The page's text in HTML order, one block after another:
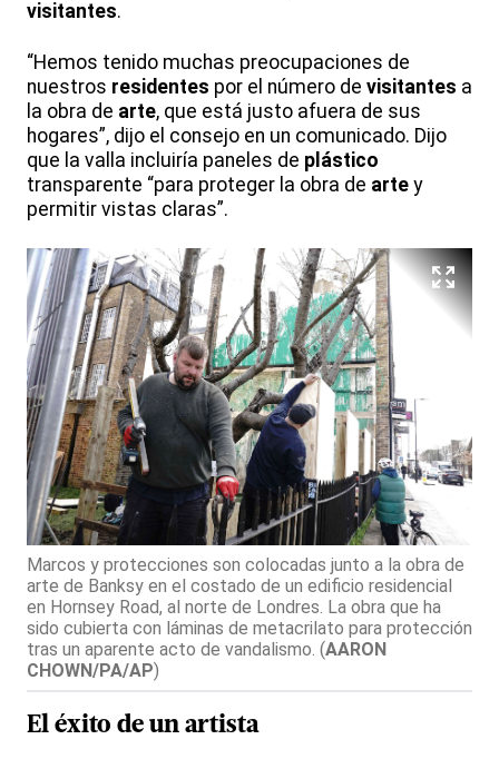
visitantes.
“Hemos tenido muchas preocupaciones de
nuestros residentes por el número de visitantes a
la obra de arte, que está justo afuera de sus
hogares”, dijo el consejo en un comunicado. Dijo
que la valla incluiría paneles de plástico
transparente “para proteger la obra de arte y
permitir vistas claras”.
Marcos y protecciones son colocadas junto a la obra de
arte de Banksy en el costado de un edificio residencial
en Hornsey Road, al norte de Londres. La obra que ha
sido cubierta con láminas de metacrilato para protección
tras un aparente acto de vandalismo. (AARON
CHOWN/PA/AP)
El éxito de un artista